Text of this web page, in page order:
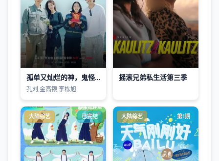
孤单又灿烂的神，鬼怪十周年特辑
孔刘,金高银,李栋旭
摇滚兄弟私生活第三季
大陆综艺 已完结 大陆综艺 第1期